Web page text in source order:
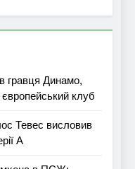
гравця Динамо,
клуб
Тевес висловив
А